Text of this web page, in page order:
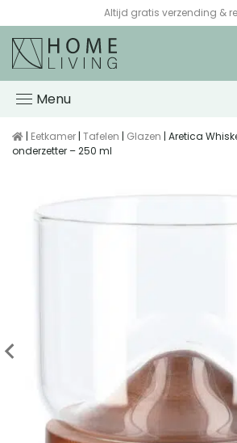
Altijd gratis verzending &
Menu
| Eetkamer | Tafelen | Glazen | Aretica
onderzetter – 250 ml